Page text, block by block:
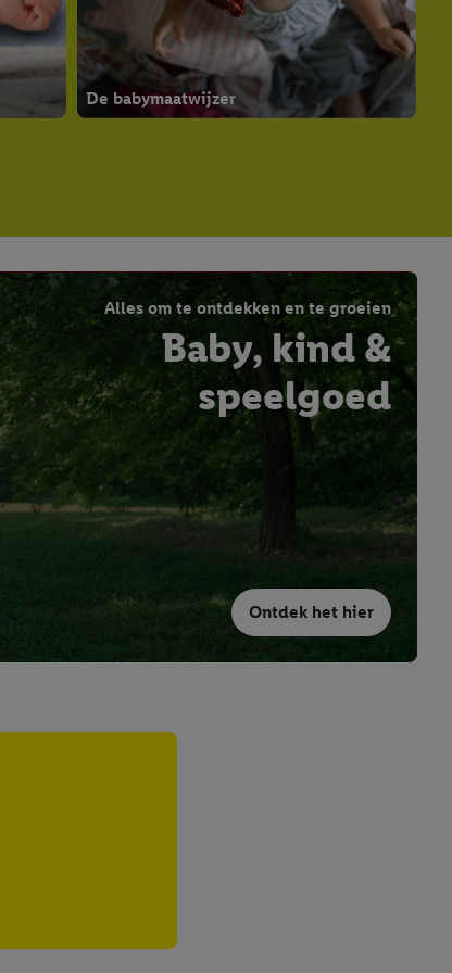
De babymaatwijzer
Alles om te ontdekken en te groeien
Baby, kind &
speelgoed
Ontdek het hier